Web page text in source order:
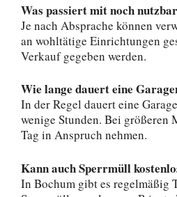
Was passiert mit noch
Je nach Absprache können
an wohltätige Einrichtungen
Verkauf gegeben werden.
Wie lange dauert eine
In der Regel dauert eine
wenige Stunden. Bei größeren
Tag in Anspruch nehmen.
Kann auch Sperrmüll
In Bochum gibt es regelmäßig